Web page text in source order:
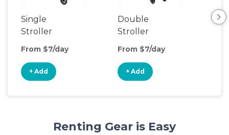
Single
Stroller
From $7/day
+ Add
Double
Stroller
From $7/day
+ Add
Renting Gear is Easy